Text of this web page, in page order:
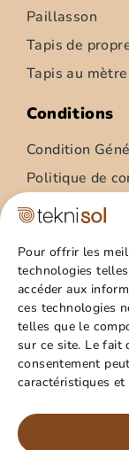
Pour offrir les
technologies
accéder aux
ces technologies
telles que le
sur ce site. Le fait
consentement
caractéristiques
Paillasson
Tapis de
Tapis au mètre
Conditions
Condition
Politique de
Condition
Site
Qui sommes
Guide pratique
Favoris